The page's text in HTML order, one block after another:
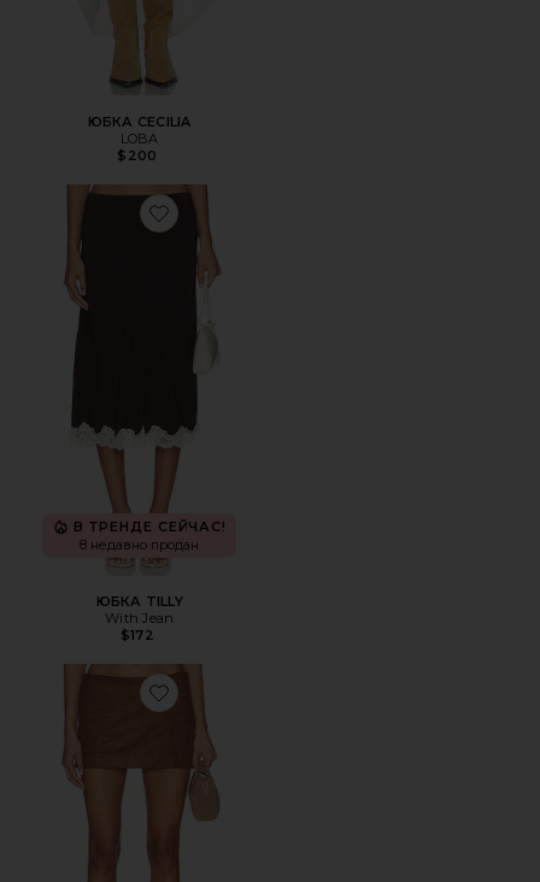
ЮБКА CECILIA
LOBA
$200
Favorite ЮБКА TILLY
В ТРЕНДЕ СЕЙЧАС!
8 недавно продан
ЮБКА TILLY
With Jean
$172
Favorite ЮБКА KITTY